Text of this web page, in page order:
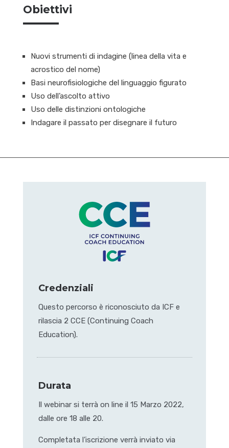
Obiettivi
Nuovi strumenti di indagine (linea della vita e
acrostico del nome)
Basi neurofisiologiche del linguaggio figurato
Uso dell’ascolto attivo
Uso delle distinzioni ontologiche
Indagare il passato per disegnare il futuro
Credenziali
Questo percorso è riconosciuto da ICF e
rilascia 2 CCE (Continuing Coach
Education).
Durata
Il webinar si terrà on line il 15 Marzo 2022,
dalle ore 18 alle 20.
Completata l’iscrizione verrà inviato via